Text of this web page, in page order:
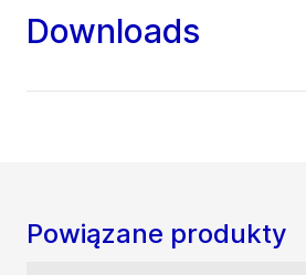
Downloads
Powiązane produkty